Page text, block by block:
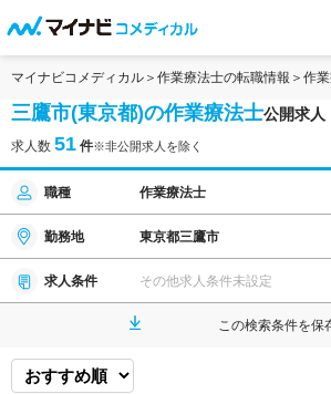
マイナビコメディカル 作業療法士の転職情報 作
三鷹市(東京都)の作業療法士公開求人
求人数 51 件※非公開求人を除く
職種 作業療法士
勤務地 東京都三鷹市
求人条件 その他求人条件未設定
この検索条件を保